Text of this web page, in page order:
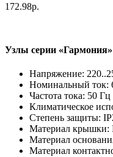
172.98р.
Узлы серии «Гармония»
Напряжение:
Номинальный ток:
Частота тока: 50 Гц
Климатическое
Степень защиты:
Материал крышки:
Материал
Материал